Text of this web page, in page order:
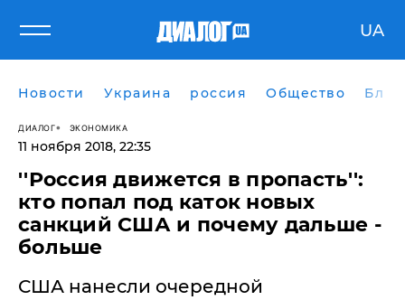
UA
Новости Украина россия Общество
ДИАЛОГ ЭКОНОМИКА
11 ноября 2018, 22:35
''Россия движется в пропасть'':
кто попал под каток новых
санкций США и почему дальше -
больше
США нанесли очередной